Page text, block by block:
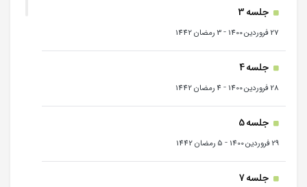
جلسه 3
27 فروردین 1400 -3 رمضان 1442
جلسه 4
28 فروردین 1400 - 4 رمضان 1442
جلسه 5
29 فروردین 1400 - 5 رمضان 1442
جلسه 7